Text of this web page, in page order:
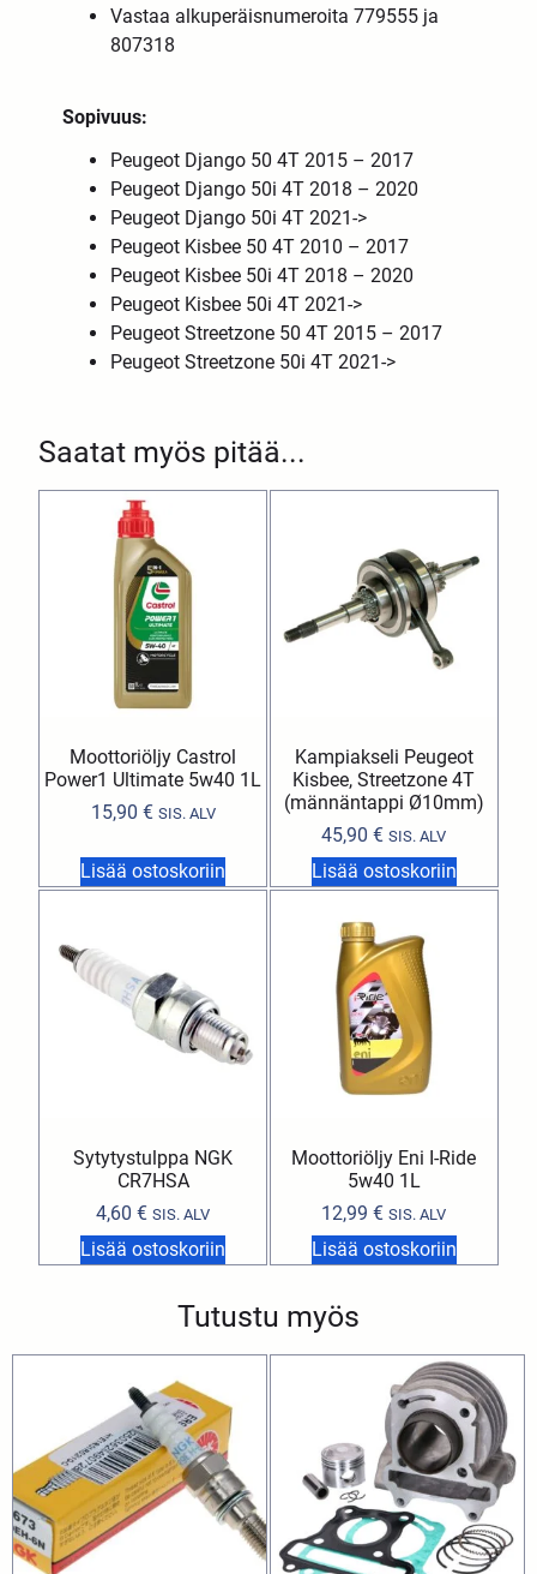
Saatat myös pitää...
Moottoriöljy Castrol
Power1 Ultimate 5w40 1L
15,90 € SIS. ALV
Lisää ostoskoriin
Kampiakseli Peugeot
Kisbee, Streetzone 4T
(männäntappi Ø10mm)
45,90€ SIS. ALV
Lisää ostoskoriin
Sytytystulppa NGK
CR7HSA
4,60€ SIS. ALV
Lisää ostoskoriin
Moottoriöljy Eni I-Ride
5w40 1L
12,99€ SIS. ALV
Lisää ostoskoriin
Vastaa alkuperäisnumeroita 779555 ja
807318
Sopivuus:
Peugeot Django 50 4T 2015 – 2017
Peugeot Django 50i 4T 2018 – 2020
Peugeot Django 50i 4T 2021->
Peugeot Kisbee 50 4T 2010 – 2017
Peugeot Kisbee 50i 4T 2018 – 2020
Peugeot Kisbee 50i 4T 2021->
Peugeot Streetzone 50 4T 2015 – 2017
Peugeot Streetzone 50i 4T 2021->
Tutustu myös